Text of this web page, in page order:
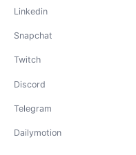
Linkedin
Snapchat
Twitch
Discord
Telegram
Dailymotion